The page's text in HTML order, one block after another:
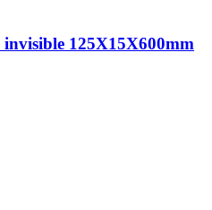
125X15X600mm